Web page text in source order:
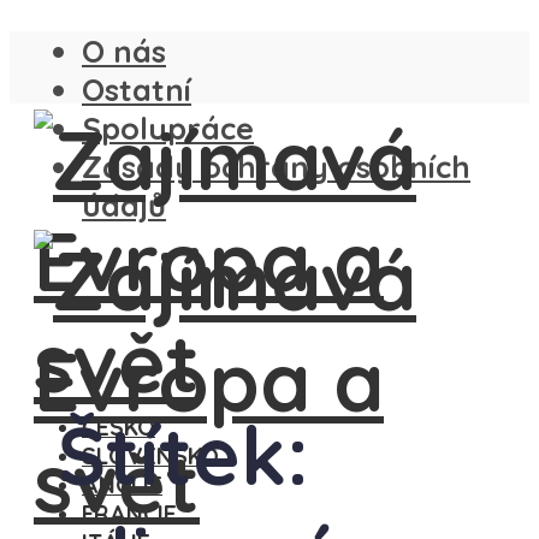
O nás
Ostatní
Spolupráce
Zásady ochrany osobních
údajů
ČESKO
SLOVENSKO
ANGLIE
FRANCIE
Štítek: